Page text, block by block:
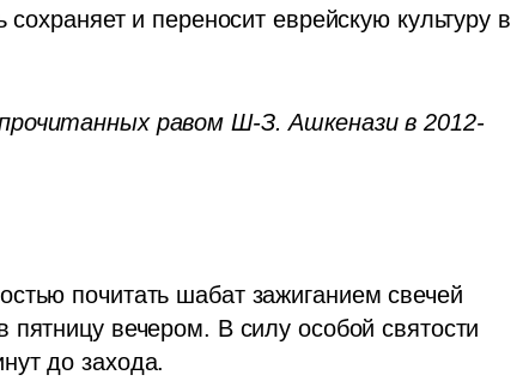
и переносит еврейскую культуру в
равом Ш-З. Ашкенази в 2012-
почитать шабат зажиганием свечей
вечером. В силу особой святости
до захода.